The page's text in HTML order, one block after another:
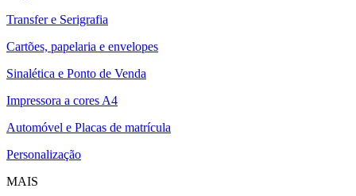
Transfer e Serigrafia
Cartões, papelaria e envelopes
Sinalética e Ponto de Venda
Impressora a cores A4
Automóvel e Placas de matrícula
Personalização
MAIS